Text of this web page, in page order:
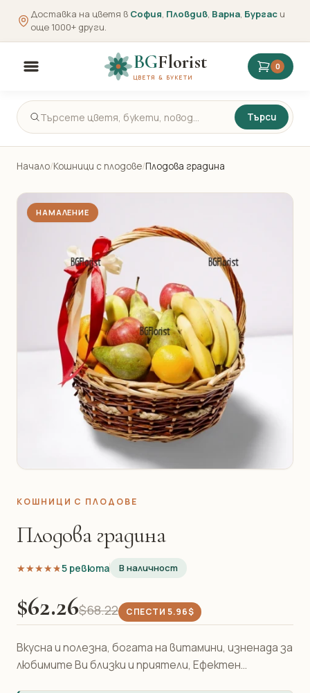
Доставка на цветя в София, Пловдив, Варна, Бургас и
още 1000+ други.
BGFlorist
ЦВЕТЯ & БУКЕТИ
0
Търси
Начало/Кошници с плодове/Плодова градина
НАМАЛЕНИЕ
КОШНИЦИ С ПЛОДОВЕ
Плодова градина
★★★★★
★★★★★5 ревюта В наличност
$62.26$68.22 СПЕСТИ 5.96$
Вкусна и полезна, богата на витамини, изненада за
любимите Ви близки и приятели, Ефектен...